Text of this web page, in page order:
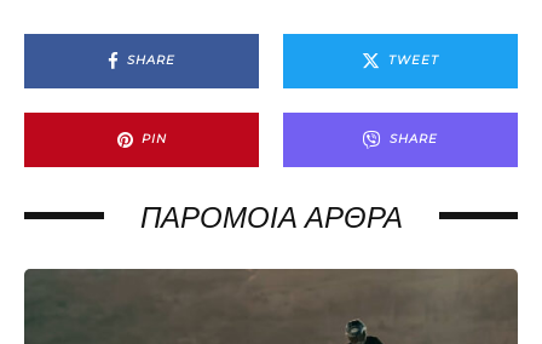
SHARE TWEET
PIN SHARE
ΠΑΡΌΜΟΙΑ ΆΡΘΡΑ